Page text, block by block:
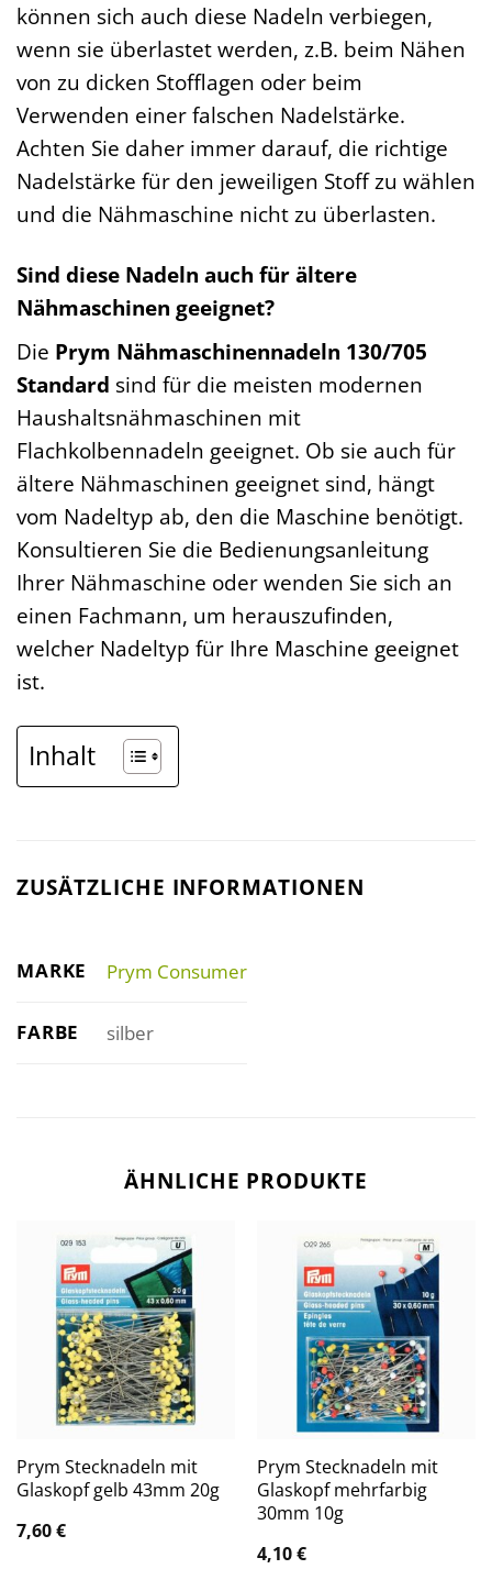
können sich auch diese Nadeln verbiegen,
wenn sie überlastet werden, z.B. beim Nähen
von zu dicken Stofflagen oder beim
Verwenden einer falschen Nadelstärke.
Achten Sie daher immer darauf, die richtige
Nadelstärke für den jeweiligen Stoff zu wählen
und die Nähmaschine nicht zu überlasten.
Sind diese Nadeln auch für ältere
Nähmaschinen geeignet?
Die Prym Nähmaschinennadeln 130/705
Standard sind für die meisten modernen
Haushaltsnähmaschinen mit
Flachkolbennadeln geeignet. Ob sie auch für
ältere Nähmaschinen geeignet sind, hängt
vom Nadeltyp ab, den die Maschine benötigt.
Konsultieren Sie die Bedienungsanleitung
Ihrer Nähmaschine oder wenden Sie sich an
einen Fachmann, um herauszufinden,
welcher Nadeltyp für Ihre Maschine geeignet
ist.
Inhalt
ZUSÄTZLICHE INFORMATIONEN
MARKE Prym Consumer
FARBE silber
ÄHNLICHE PRODUKTE
Prym Stecknadeln mit
Glaskopf gelb 43mm 20g
7,60€
Prym Stecknadeln mit
Glaskopf mehrfarbig
30mm 10g
4,10€